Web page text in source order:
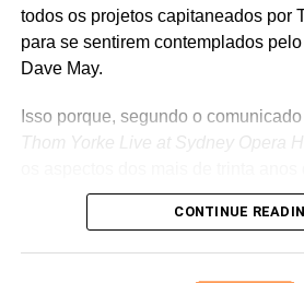
Artista revelação do ano:Olivia
ela será a vencedora por causa de
concorridíssima e cara que está a
seu disco não tenha entrado na
porque saiu tarde demais para isso.
todos os projetos capitaneados por
para se sentirem contemplados
Dave May.
Isso porque, segundo o
Thom Yorke Live at Sydney Opera
como artista de gravação, desde
Let down
CONTINUE